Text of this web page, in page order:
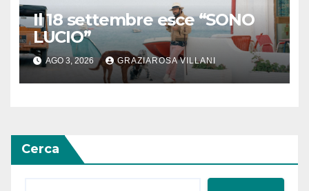
Il 18 settembre esce “SONO
LUCIO”
AGO 3, 2026 GRAZIAROSA VILLANI
Cerca